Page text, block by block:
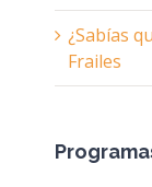
¿Sabías
Frailes